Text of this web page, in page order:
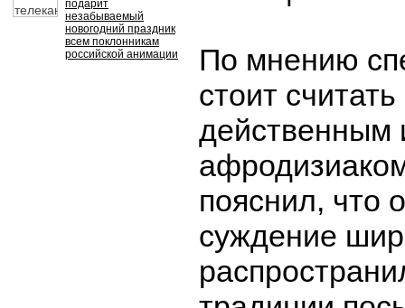
подарит
незабываемый
новогодний праздник
всем поклонникам
российской анимации
По мнению
стоит
пояснил, что
суждение